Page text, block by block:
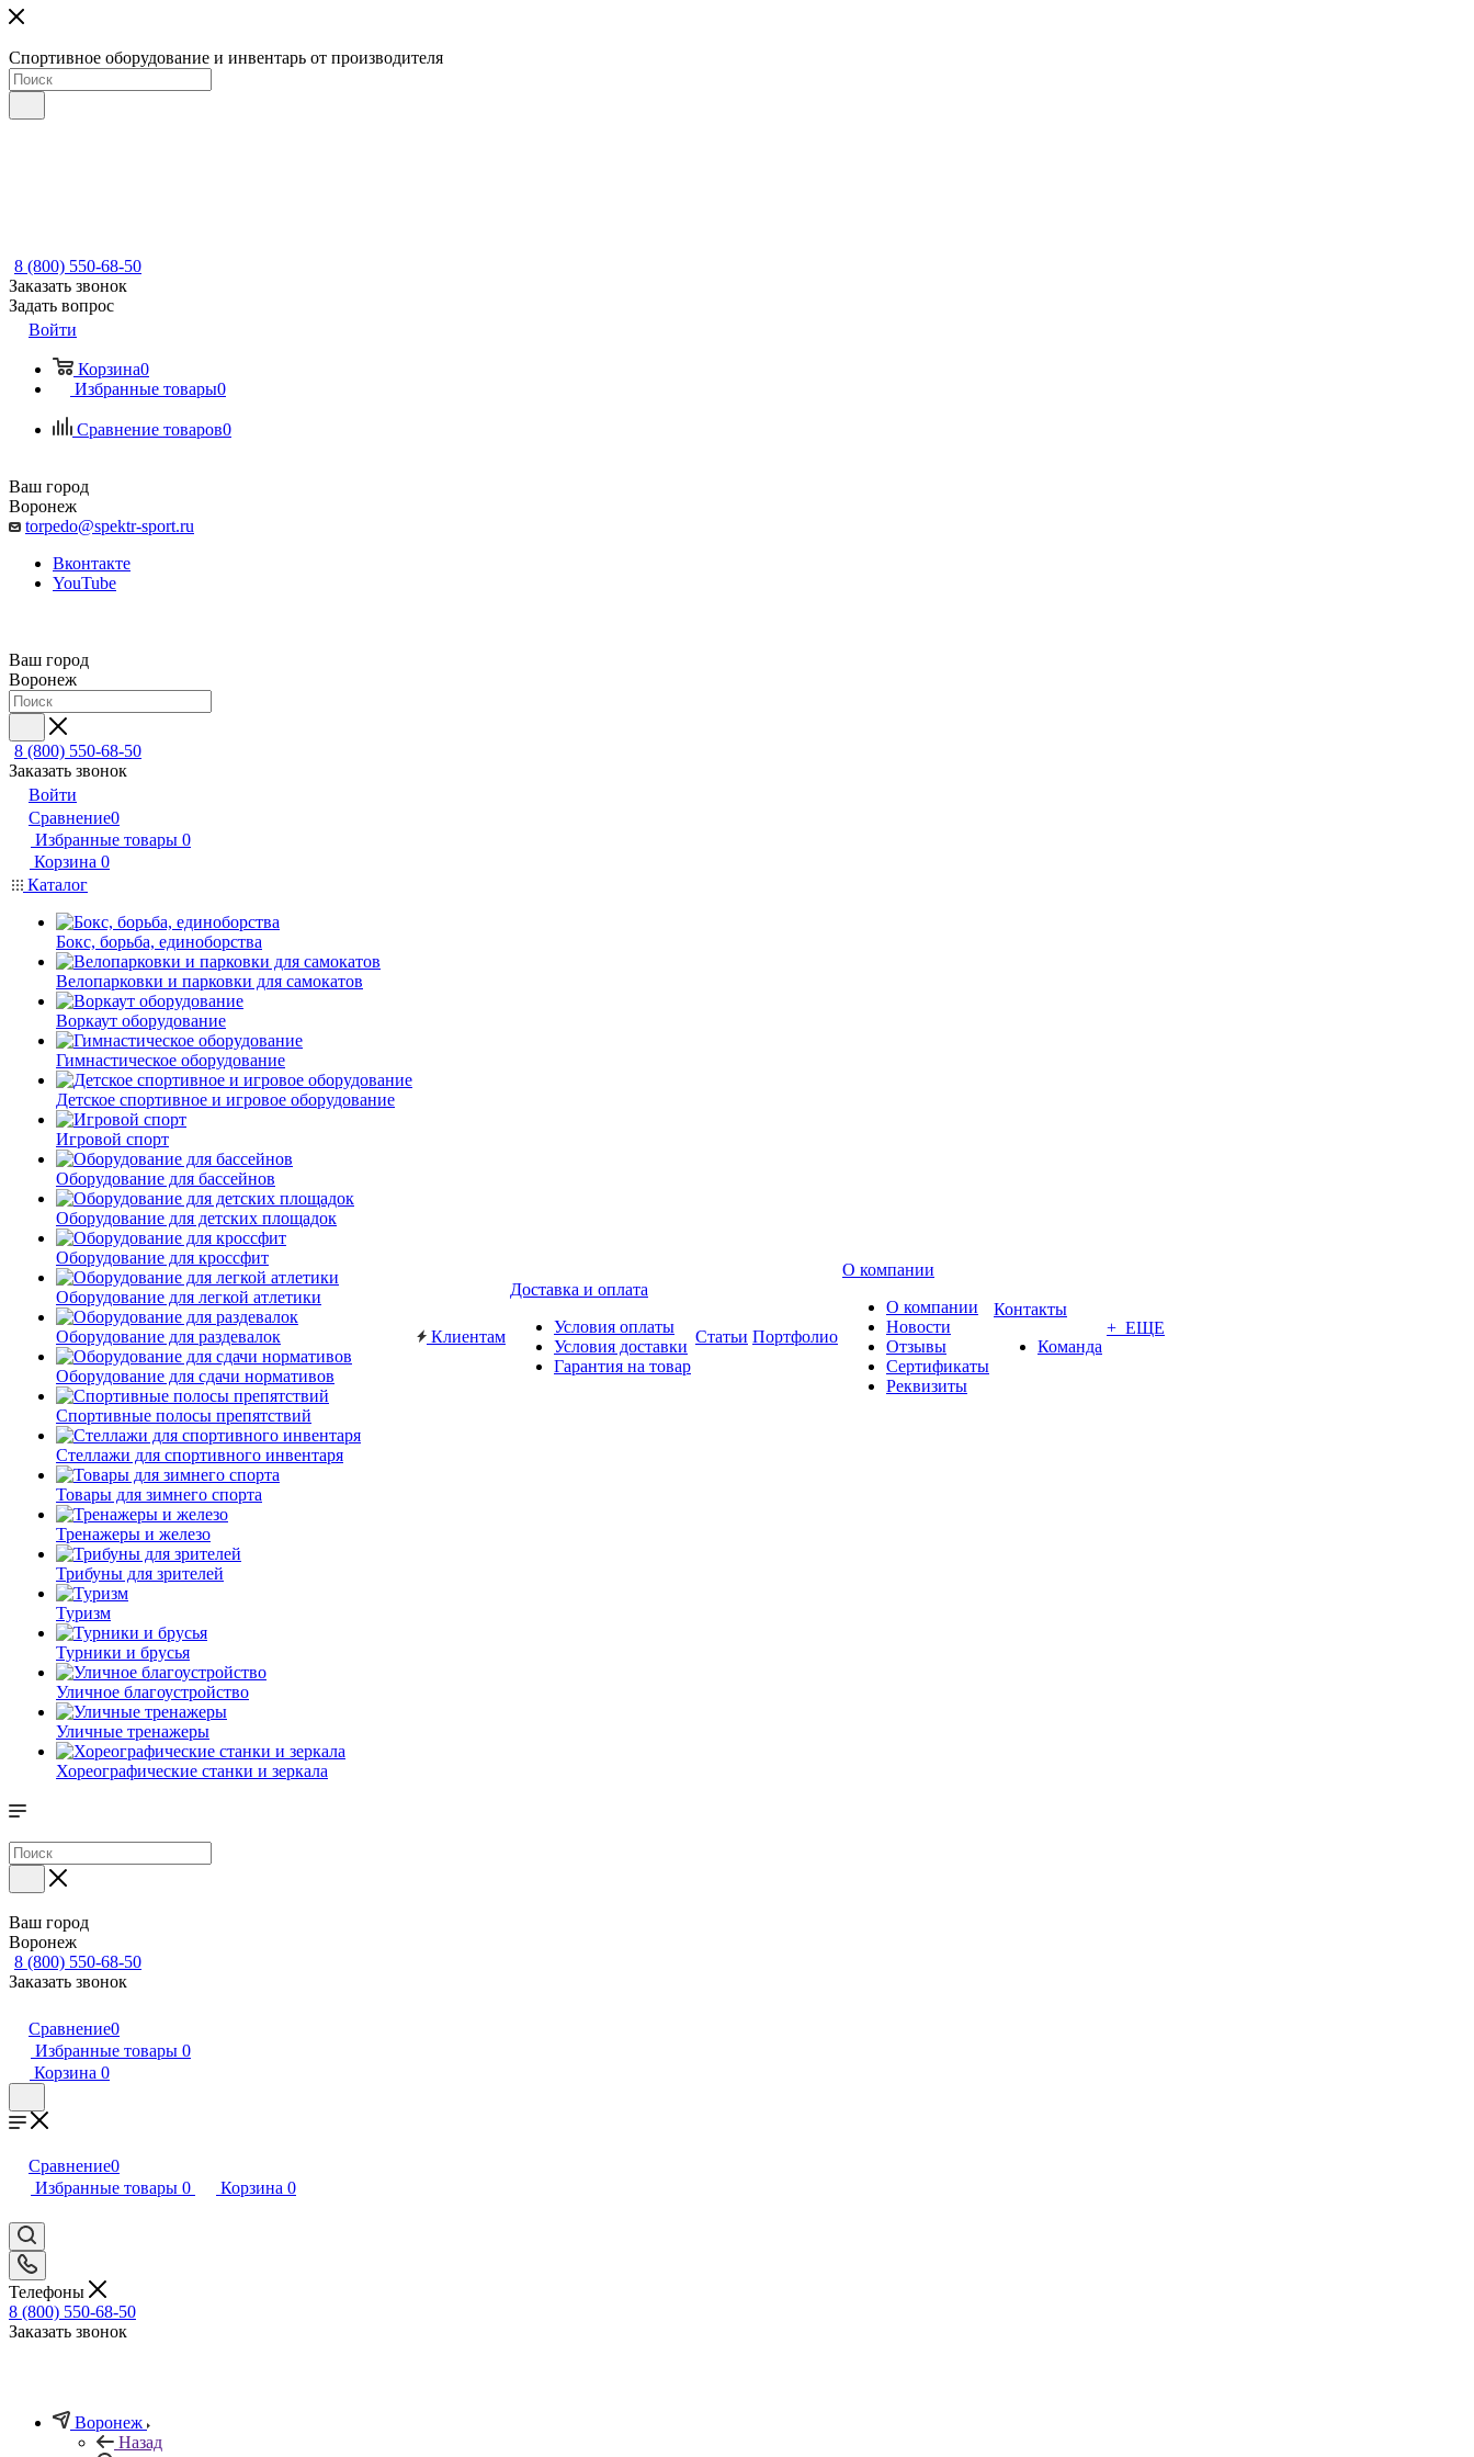
Спортивное оборудование и инвентарь от производителя
8 (800) 550-68-50
Заказать звонок
Задать вопрос
Войти
Корзина0
Избранные товары0
Сравнение товаров0
Ваш город
Воронеж
torpedo@spektr-sport.ru
Вконтакте
YouTube
Ваш город
Воронеж
8 (800) 550-68-50
Заказать звонок
Войти
Сравнение0
Избранные товары 0
Корзина 0
Каталог
Бокс, борьба, единоборства
Велопарковки и парковки для самокатов
Воркаут оборудование
Гимнастическое оборудование
Детское спортивное и игровое оборудование
Игровой спорт
Оборудование для бассейнов
Оборудование для детских площадок
Оборудование для кроссфит
Оборудование для легкой атлетики
Оборудование для раздевалок
Оборудование для сдачи нормативов
Спортивные полосы препятствий
Стеллажи для спортивного инвентаря
Товары для зимнего спорта
Тренажеры и железо
Трибуны для зрителей
Туризм
Турники и брусья
Уличное благоустройство
Уличные тренажеры
Хореографические станки и зеркала
Клиентам
Доставка и оплата
Условия оплаты
Условия доставки
Гарантия на товар
Статьи Портфолио
О компании
О компании
Новости
Отзывы
Сертификаты
Реквизиты
Контакты
Команда
+ ЕЩЕ
Ваш город
Воронеж
8 (800) 550-68-50
Заказать звонок
Сравнение0
Избранные товары 0
Корзина 0
Сравнение0
Избранные товары 0 Корзина 0
Телефоны
8 (800) 550-68-50
Заказать звонок
Воронеж
Назад